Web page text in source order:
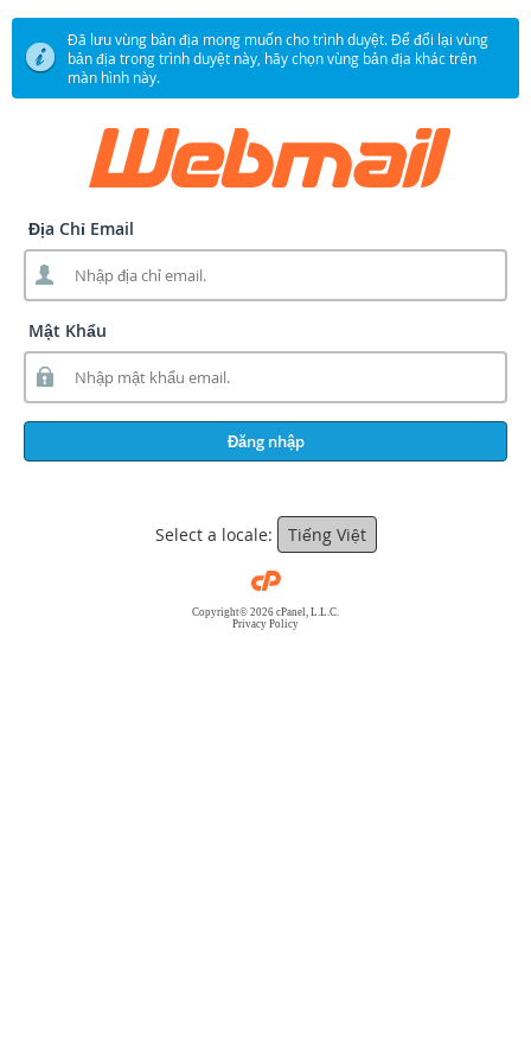
Đã lưu vùng bản địa mong muốn cho trình duyệt. Để đổi lại vùng
bản địa trong trình duyệt này, hãy chọn vùng bản địa khác trên
màn hình này.
Địa Chỉ Email
Mật Khẩu
Đăng nhập
Select a locale: Tiếng Việt
Copyright© 2026 cPanel, L.L.C.
Privacy Policy